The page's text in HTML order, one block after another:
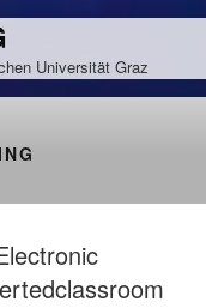
Universität Graz